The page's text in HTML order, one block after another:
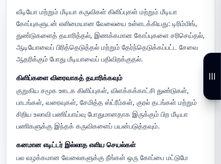
வீடியோ மற்றும் மீடியா கருவிகள் கிளிப்புகள் மற்றும் மீடியா
கோப்புகளுடன் எளிமையான வேலையை உள்ளடக்கியது: டிரிம்மிங்,
துண்டுகளைத் தயாரித்தல், இணக்கமான கோப்புகளை சரிசெய்தல்,
ஆடியோவைப் பிரித்தெடுத்தல் மற்றும் தேர்ந்தெடுக்கப்பட்ட சேவை
ஆதரிக்கும் போது மீடியாவைப் பதிவிறக்குதல்.
கிளிப்களை விரைவாகத் தயாரிக்கவும்
குறுகிய சமூக ஊடக கிளிப்புகள், விளக்கக்காட்சி துண்டுகள்,
பாடங்கள், வரைவுகள், சேமித்த ஸ்ட்ரீம்கள், குரல் தடங்கள் மற்றும்
சிறிய உலாவி பணிப்பாய்வு போதுமானதாக இருக்கும் பிற மீடியா
பணிகளுக்கு இந்தக் கருவிகளைப் பயன்படுத்தவும்.
கனமான எடிட்டர் இல்லாத எளிய செயல்கள்
பல வழக்கமான வேலைகளுக்கு நீங்கள் ஒரு கோப்பை மட்டுமே